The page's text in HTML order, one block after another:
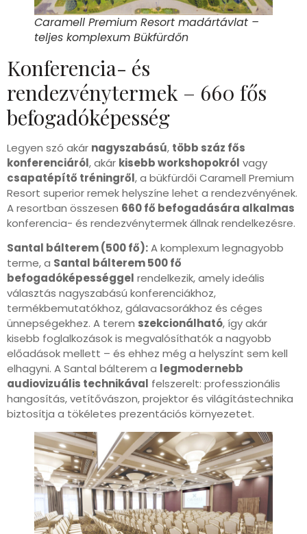
Caramell Premium Resort madártávlat –
teljes komplexum Bükfürdőn
Konferencia- és
rendezvénytermek – 660 fős
befogadóképesség
Legyen szó akár nagyszabású, több száz fős
konferenciáról, akár kisebb workshopokról vagy
csapatépítő tréningről, a bükfürdői Caramell Premium
Resort superior remek helyszíne lehet a rendezvényének.
A resortban összesen 660 fő befogadására alkalmas
konferencia- és rendezvénytermek állnak rendelkezésre.
Santal bálterem (500 fő):A komplexum legnagyobb
terme, a Santal bálterem 500 fő
befogadóképességgel rendelkezik, amely ideális
választás nagyszabású konferenciákhoz,
termékbemutatókhoz, gálavacsorákhoz és céges
ünnepségekhez. A terem szekcionálható, így akár
kisebb foglalkozások is megvalósíthatók a nagyobb
előadások mellett – és ehhez még a helyszínt sem kell
elhagyni. A Santal bálterem a legmodernebb
audiovizuális technikával felszerelt: professzionális
hangosítás, vetítővászon, projektor és világítástechnika
biztosítja a tökéletes prezentációs környezetet.